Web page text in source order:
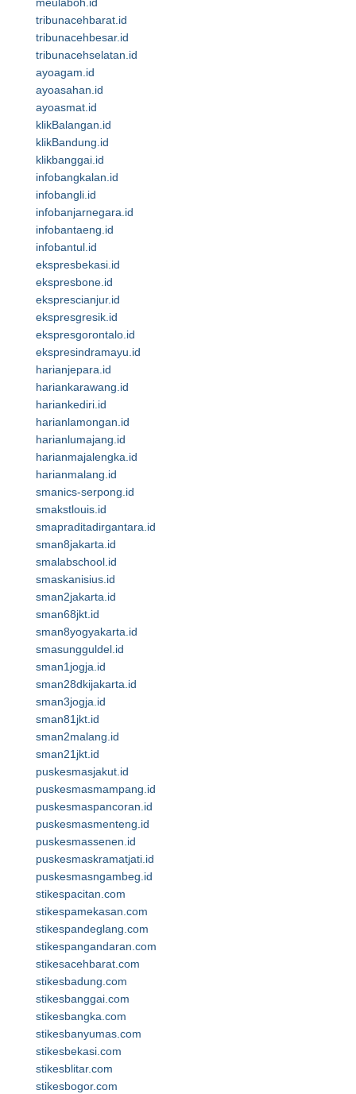
tribunacehbarat.id
tribunacehbesar.id
tribunacehselatan.id
ayoagam.id
ayoasahan.id
ayoasmat.id
klikBalangan.id
klikBandung.id
klikbanggai.id
infobangkalan.id
infobangli.id
infobanjarnegara.id
infobantaeng.id
infobantul.id
ekspresbekasi.id
ekspresbone.id
eksprescianjur.id
ekspresgresik.id
ekspresgorontalo.id
ekspresindramayu.id
harianjepara.id
hariankarawang.id
hariankediri.id
harianlamongan.id
harianlumajang.id
harianmajalengka.id
harianmalang.id
smanics-serpong.id
smakstlouis.id
smapraditadirgantara.id
sman8jakarta.id
smalabschool.id
smaskanisius.id
sman2jakarta.id
sman68jkt.id
sman8yogyakarta.id
smasungguldel.id
sman1jogja.id
sman28dkijakarta.id
sman3jogja.id
sman81jkt.id
sman2malang.id
sman21jkt.id
puskesmasjakut.id
puskesmasmampang.id
puskesmaspancoran.id
puskesmasmenteng.id
puskesmassenen.id
puskesmaskramatjati.id
puskesmasngambeg.id
stikespacitan.com
stikespamekasan.com
stikespandeglang.com
stikespangandaran.com
stikesacehbarat.com
stikesbadung.com
stikesbanggai.com
stikesbangka.com
stikesbanyumas.com
stikesbekasi.com
stikesblitar.com
stikesbogor.com